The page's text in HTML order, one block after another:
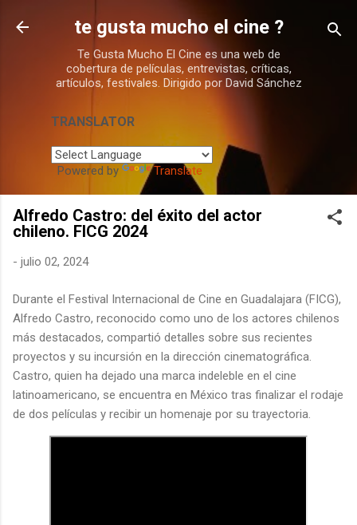
Ir al contenido principal
te gusta mucho el cine ?
Te Gusta Mucho El Cine es una web de
cobertura de películas, entrevistas, críticas,
artículos, festivales. Dirigido por David Sánchez
TRANSLATOR
Powered by Translate
Alfredo Castro: del éxito del actor
chileno. FICG 2024
- julio 02, 2024
Durante el Festival Internacional de Cine en Guadalajara (FICG),
Alfredo Castro, reconocido como uno de los actores chilenos
más destacados, compartió detalles sobre sus recientes
proyectos y su incursión en la dirección cinematográfica.
Castro, quien ha dejado una marca indeleble en el cine
latinoamericano, se encuentra en México tras finalizar el rodaje
de dos películas y recibir un homenaje por su trayectoria.